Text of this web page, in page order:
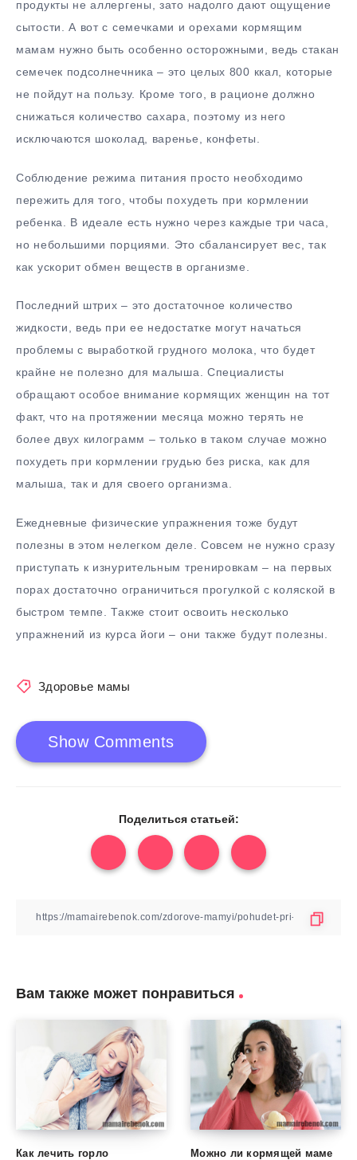
продукты не аллергены, зато надолго дают ощущение
сытости. А вот с семечками и орехами кормящим
мамам нужно быть особенно осторожными, ведь стакан
семечек подсолнечника – это целых 800 ккал, которые
не пойдут на пользу. Кроме того, в рационе должно
снижаться количество сахара, поэтому из него
исключаются шоколад, варенье, конфеты.
Соблюдение режима питания просто необходимо
пережить для того, чтобы похудеть при кормлении
ребенка. В идеале есть нужно через каждые три часа,
но небольшими порциями. Это сбалансирует вес, так
как ускорит обмен веществ в организме.
Последний штрих – это достаточное количество
жидкости, ведь при ее недостатке могут начаться
проблемы с выработкой грудного молока, что будет
крайне не полезно для малыша. Специалисты
обращают особое внимание кормящих женщин на тот
факт, что на протяжении месяца можно терять не
более двух килограмм – только в таком случае можно
похудеть при кормлении грудью без риска, как для
малыша, так и для своего организма.
Ежедневные физические упражнения тоже будут
полезны в этом нелегком деле. Совсем не нужно сразу
приступать к изнурительным тренировкам – на первых
порах достаточно ограничиться прогулкой с коляской в
быстром темпе. Также стоит освоить несколько
упражнений из курса йоги – они также будут полезны.
Здоровье мамы
Show Comments
Поделиться статьей:
Вам также может понравиться
Как лечить горло
Можно ли кормящей маме